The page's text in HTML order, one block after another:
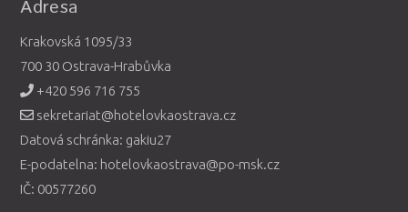
Adresa
Krakovská 1095/33
700 30 Ostrava-Hrabůvka
+420 596 716 755
sekretariat@hotelovkaostrava.cz
Datová schránka: gakiu27
E-podatelna: hotelovkaostrava@po-msk.cz
IČ: 00577260